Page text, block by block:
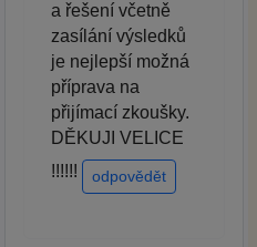
a řešení včetně
zasílání výsledků
je nejlepší možná
příprava na
přijímací zkoušky.
DĚKUJI VELICE
!!!!!!
odpovědět